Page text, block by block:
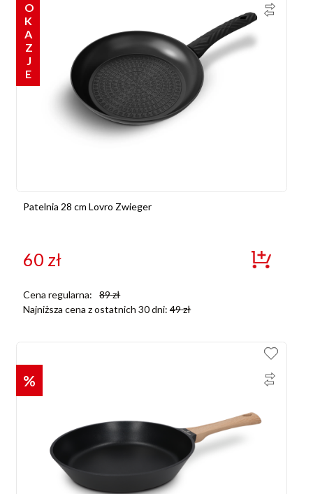
OKAZJE
Patelnia 28 cm Lovro Zwieger
60 zł
Cena regularna: 89zł
Najniższa cena z ostatnich 30 dni:49zł
%